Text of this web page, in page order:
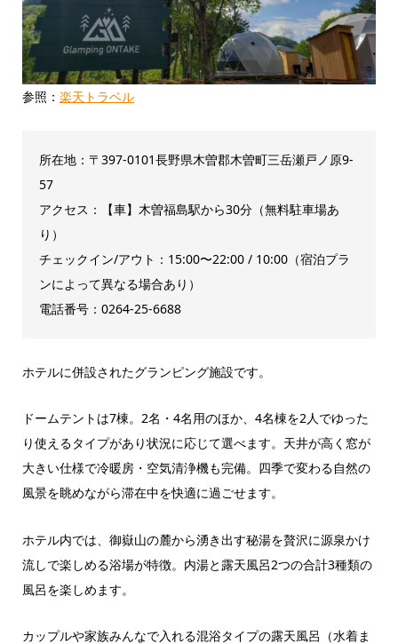
参照： 楽天トラベル
所在地：〒397-0101長野県木曽郡木曽町三岳瀬戸ノ原9-
57
アクセス：【車】木曽福島駅から30分（無料駐車場あ
り）
チェックイン/アウト：15:00〜22:00 / 10:00（宿泊プラ
ンによって異なる場合あり）
電話番号：0264-25-6688
ホテルに併設されたグランピング施設です。
ドームテントは7棟。2名・4名用のほか、4名棟を2人でゆった
り使えるタイプがあり状況に応じて選べます。天井が高く窓が
大きい仕様で冷暖房・空気清浄機も完備。四季で変わる自然の
風景を眺めながら滞在中を快適に過ごせます。
ホテル内では、御嶽山の麓から湧き出す秘湯を贅沢に源泉かけ
流しで楽しめる浴場が特徴。内湯と露天風呂2つの合計3種類の
風呂を楽しめます。
カップルや家族みんなで入れる混浴タイプの露天風呂（水着ま